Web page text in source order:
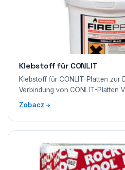
Klebstoff für CONLIT
Klebstoff für CONLIT-Platten zur
Verbindung von CONLIT-Platten
Zobacz